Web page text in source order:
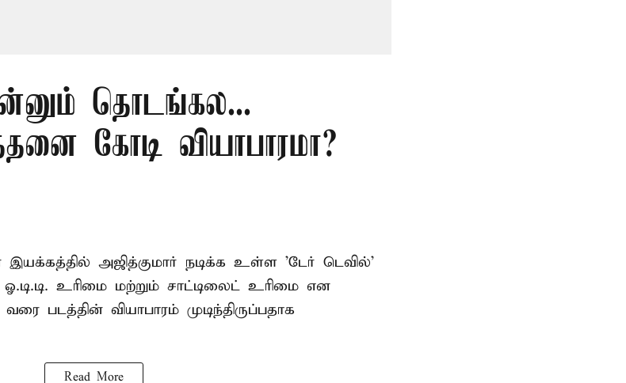
தொடங்கல...
கோடி வியாபாரமா?
இயக்கத்தில் அஜித்குமார் நடிக்க உள்ள 'டேர் டெவில்'
உரிமை மற்றும் சாட்டிலைட் உரிமை என
படத்தின் வியாபாரம் முடிந்திருப்பதாக
Read More